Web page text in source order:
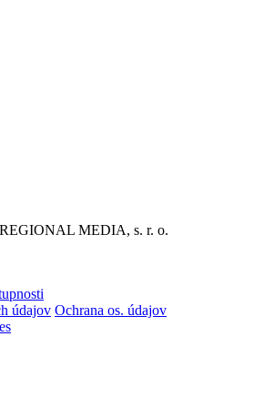
MEDIA, s. r. o.
údajov Ochrana os. údajov